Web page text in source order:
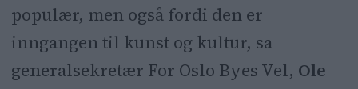
populær, men også fordi den er
inngangen til kunst og kultur, sa
generalsekretær For Oslo Byes Vel, Ole